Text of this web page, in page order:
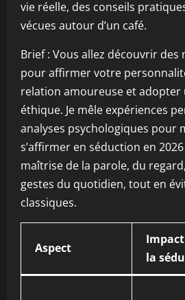
vie réelle, des conseils
vécues autour d’un café.
Brief : Vous allez découvrir des
pour affirmer votre
relation amoureuse et adopter
éthique. Je mêle expériences
analyses psychologiques pour
s’affirmer en séduction en
maîtrise de la parole, du
gestes du quotidien, tout en
classiques.
Aspect
la